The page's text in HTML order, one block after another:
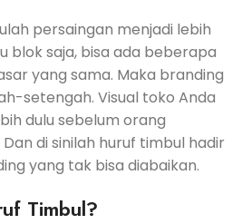
persaingan menjadi lebih
blok saja, bisa ada beberapa
yang sama. Maka branding
setengah. Visual toko Anda
dulu sebelum orang
di sinilah huruf timbul hadir
yang tak bisa diabaikan.
Timbul?